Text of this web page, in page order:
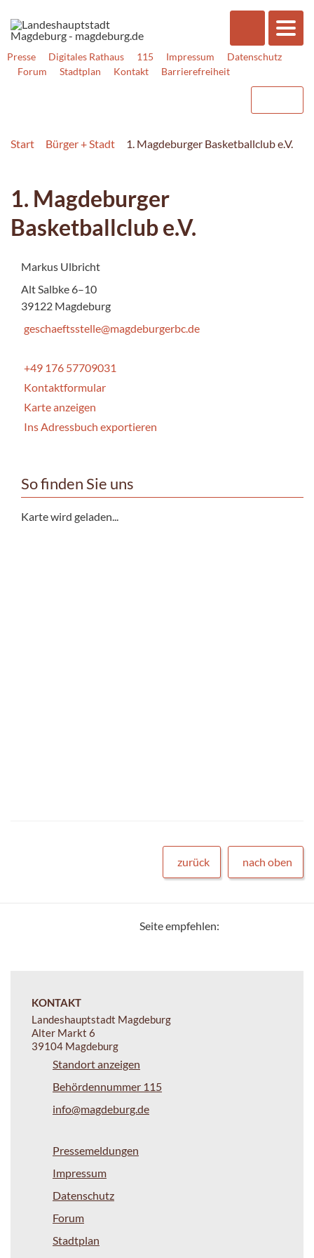
Presse Digitales Rathaus 115 Impressum
Datenschutz
Forum
Stadtplan Kontakt Barrierefreiheit
Start Bürger + Stadt 1. Magdeburger Basketballclub e.V.
1. Magdeburger
Basketballclub e.V.
Markus Ulbricht
Alt Salbke 6–10
39122 Magdeburg
geschaeftsstelle@magdeburgerbc.de
+49 176 57709031
Kontaktformular
Karte anzeigen
Ins Adressbuch exportieren
So finden Sie uns
Karte wird geladen...
zurück nach oben
Seite empfehlen:
KONTAKT
Landeshauptstadt Magdeburg
Alter Markt 6
39104 Magdeburg
Standort anzeigen
Behördennummer 115
info@magdeburg.de
Pressemeldungen
Impressum
Datenschutz
Forum
Stadtplan